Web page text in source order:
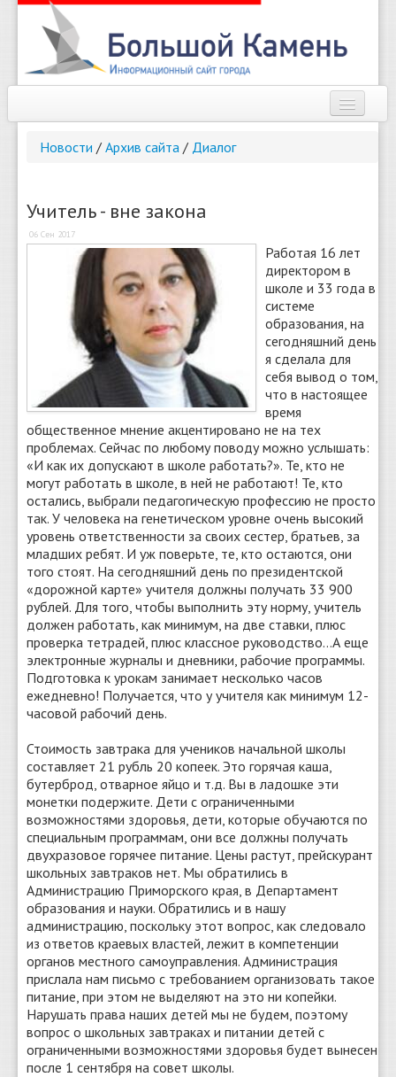
Справочник
Погода
О сайте
Найти
Новости / Архив сайта / Диалог
Учитель - вне закона
06 Сен 2017
Работая 16 лет
директором в
школе и 33 года в
системе
образования, на
сегодняшний день
я сделала для
себя вывод о том,
что в настоящее
время
общественное мнение акцентировано не на тех
проблемах. Сейчас по любому поводу можно услышать:
«И как их допускают в школе работать?». Те, кто не
могут работать в школе, в ней не работают! Те, кто
остались, выбрали педагогическую профессию не просто
так. У человека на генетическом уровне очень высокий
уровень ответственности за своих сестер, братьев, за
младших ребят. И уж поверьте, те, кто остаются, они
того стоят. На сегодняшний день по президентской
«дорожной карте» учителя должны получать 33 900
рублей. Для того, чтобы выполнить эту норму, учитель
должен работать, как минимум, на две ставки, плюс
проверка тетрадей, плюс классное руководство…А еще
электронные журналы и дневники, рабочие программы.
Подготовка к урокам занимает несколько часов
ежедневно! Получается, что у учителя как минимум 12-
часовой рабочий день.
Стоимость завтрака для учеников начальной школы
составляет 21 рубль 20 копеек. Это горячая каша,
бутерброд, отварное яйцо и т.д. Вы в ладошке эти
монетки подержите. Дети с ограниченными
возможностями здоровья, дети, которые обучаются по
специальным программам, они все должны получать
двухразовое горячее питание. Цены растут, прейскурант
школьных завтраков нет. Мы обратились в
Администрацию Приморского края, в Департамент
образования и науки. Обратились и в нашу
администрацию, поскольку этот вопрос, как следовало
из ответов краевых властей, лежит в компетенции
органов местного самоуправления. Администрация
прислала нам письмо с требованием организовать такое
питание, при этом не выделяют на это ни копейки.
Нарушать права наших детей мы не будем, поэтому
вопрос о школьных завтраках и питании детей с
ограниченными возможностями здоровья будет вынесен
после 1 сентября на совет школы.